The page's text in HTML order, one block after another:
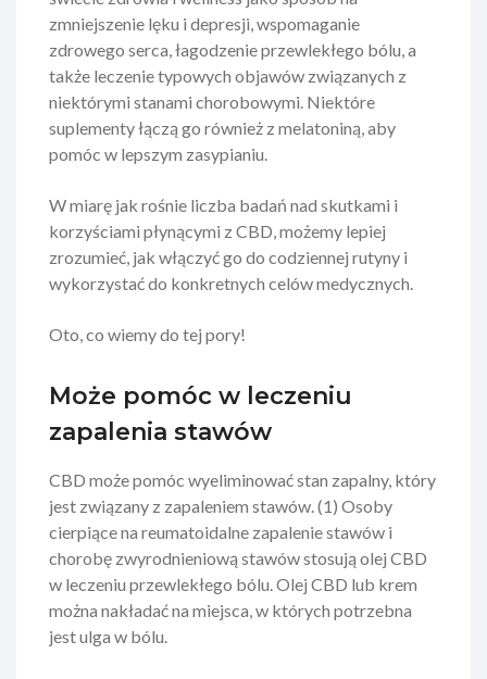
zmniejszenie lęku i depresji, wspomaganie
zdrowego serca, łagodzenie przewlekłego bólu, a
także leczenie typowych objawów związanych z
niektórymi stanami chorobowymi. Niektóre
suplementy łączą go również z melatoniną, aby
pomóc w lepszym zasypianiu.
W miarę jak rośnie liczba badań nad skutkami i
korzyściami płynącymi z CBD, możemy lepiej
zrozumieć, jak włączyć go do codziennej rutyny i
wykorzystać do konkretnych celów medycznych.
Oto, co wiemy do tej pory!
Może pomóc w leczeniu
zapalenia stawów
CBD może pomóc wyeliminować stan zapalny, który
jest związany z zapaleniem stawów. (1) Osoby
cierpiące na reumatoidalne zapalenie stawów i
chorobę zwyrodnieniową stawów stosują olej CBD
w leczeniu przewlekłego bólu. Olej CBD lub krem
można nakładać na miejsca, w których potrzebna
jest ulga w bólu.